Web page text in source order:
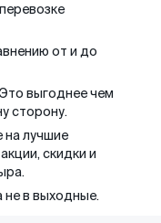
от и до
выгоднее чем
сторону.
на лучшие
скидки и
не в выходные.